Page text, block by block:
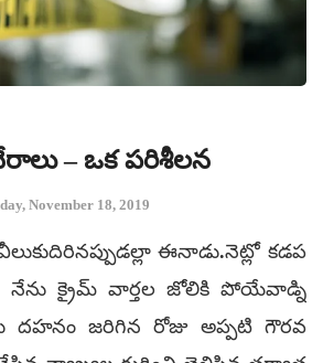
– ఒక పరిశీలన
November 18, 2019
ఈనాడు.నెట్లో కడప
నేను క్రైమ్ వార్తల జోలికి పోయేవాడ్ని
దహనం జరిగిన రోజు అప్పటి గౌరవ